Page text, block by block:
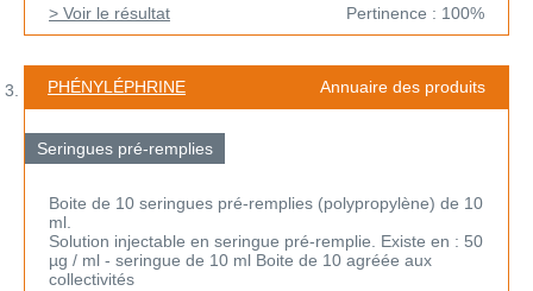
> Voir le résultat
Pertinence : 100%
PHÉNYLÉPHRINE Annuaire des produits
Seringues pré-remplies
Boite de 10 seringues pré-remplies (polypropylène) de 10
ml.
Solution injectable en seringue pré-remplie. Existe en : 50
µg / ml - seringue de 10 ml Boite de 10 agréée aux
collectivités